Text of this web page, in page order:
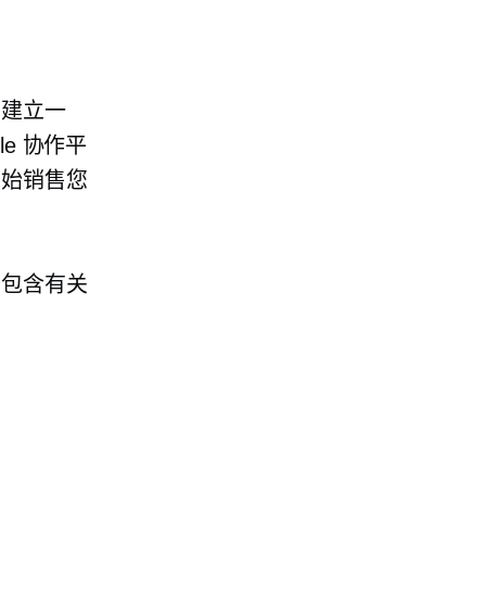
立一
协作平
销售您
含有关